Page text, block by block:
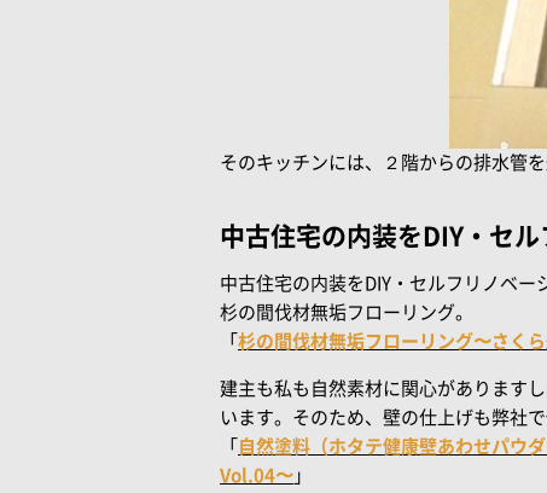
そのキッチンには、２階からの排水管
中古住宅の内装をDIY・セ
中古住宅の内装をDIY・セルフリノベ
杉の間伐材無垢フローリング。
「 杉の間伐材無垢フローリング〜さく
建主も私も自然素材に関心があります
います。そのため、壁の仕上げも弊社
「 自然塗料（ホタテ健康壁あわせパウ
Vol.04〜 」